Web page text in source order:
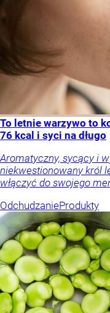
To letnie warzywo to
76 kcal i syci na długo
Aromatyczny, sycący i
niekwestionowany król
włączyć do swojego
OdchudzanieProdukty